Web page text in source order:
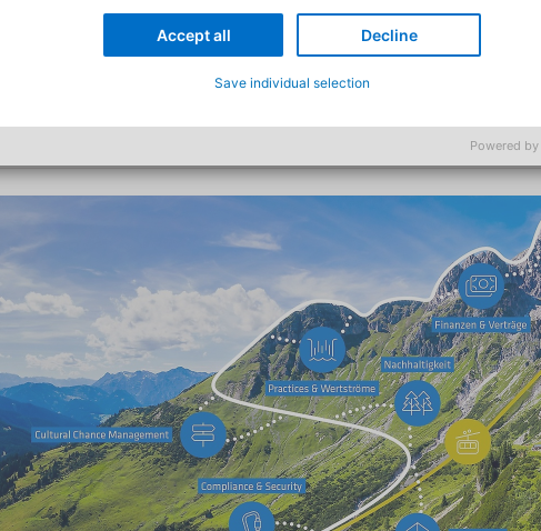
Visionen in ungeahnte Höhen. Mit einer sorgfältig
Infrastruktur passgenau – flexibel, skalierbar und bereit
Cloud
Accept all Decline
Save individual selection
Powered by